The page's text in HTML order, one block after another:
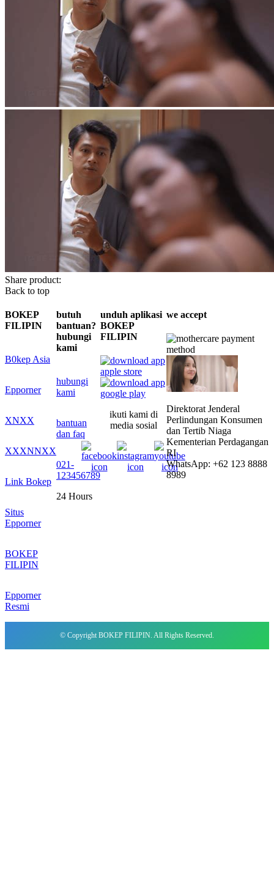
Share product:
Back to top
BOKEP
FILIPIN
B0kep Asia
Epporner
XNXX
XXXNNXX
Link Bokep
Situs
Epporner
BOKEP
FILIPIN
Epporner
Resmi
butuh
bantuan?
hubungi
kami
hubungi
kami
bantuan
dan faq
021-
123456789
24 Hours
unduh aplikasi
BOKEP
FILIPIN
ikuti kami di
media sosial
we accept
Direktorat Jenderal
Perlindungan Konsumen
dan Tertib Niaga
Kementerian Perdagangan
RI
WhatsApp: +62 123 8888
8989
© Copyright BOKEP FILIPIN. All Rights Reserved.